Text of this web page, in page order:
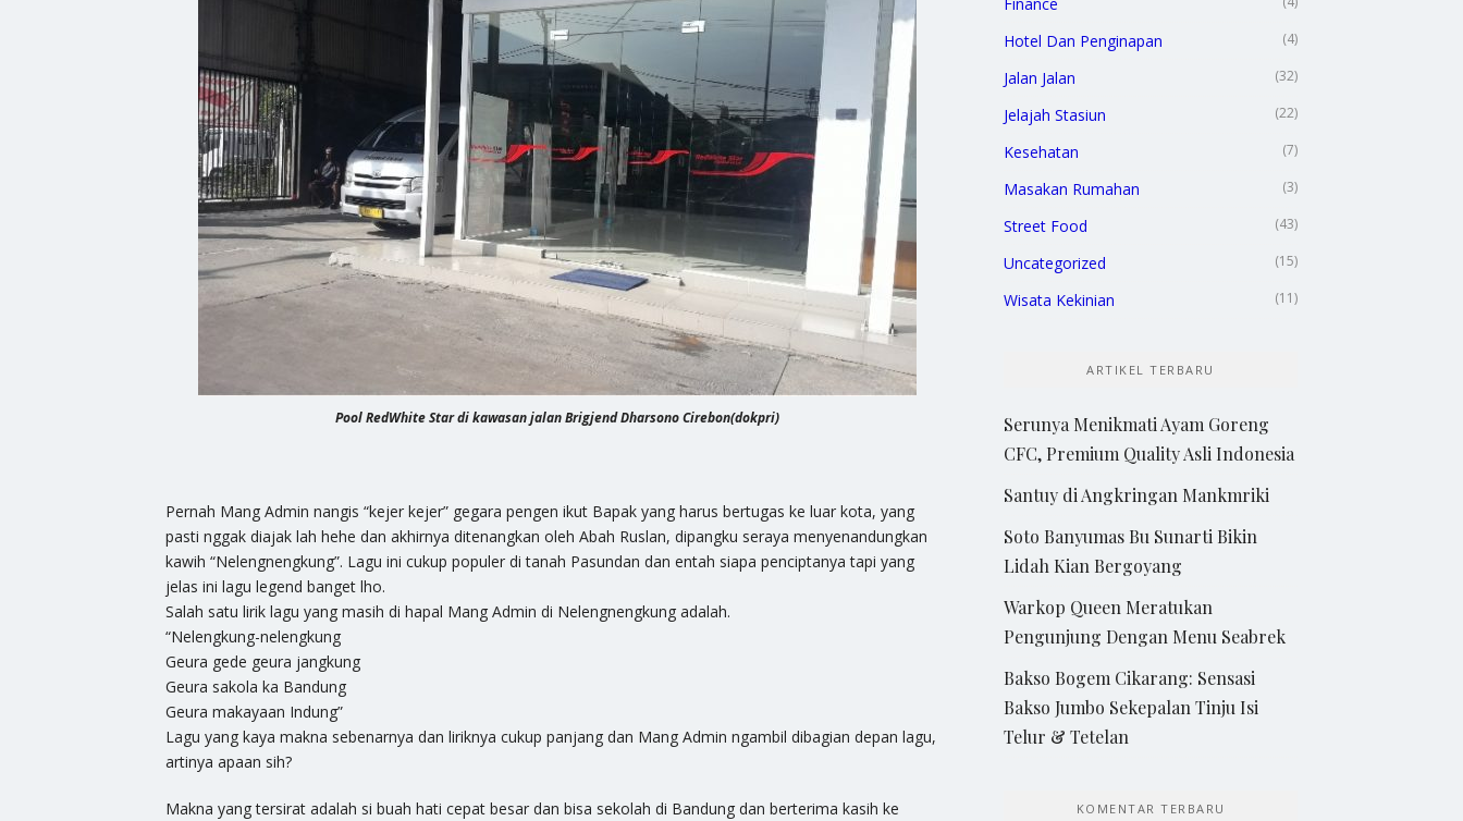
Pool RedWhite Star di kawasan jalan Brigjend Dharsono Cirebon(dokpri)
Pernah Mang Admin nangis “kejer kejer” gegara pengen ikut Bapak yang harus bertugas ke luar kota, yang
pasti nggak diajak lah hehe dan akhirnya ditenangkan oleh Abah Ruslan, dipangku seraya menyenandungkan
kawih “Nelengnengkung”. Lagu ini cukup populer di tanah Pasundan dan entah siapa penciptanya tapi yang
jelas ini lagu legend banget lho.
Salah satu lirik lagu yang masih di hapal Mang Admin di Nelengnengkung adalah.
“Nelengkung-nelengkung
Geura gede geura jangkung
Geura sakola ka Bandung
Geura makayaan Indung”
Lagu yang kaya makna sebenarnya dan liriknya cukup panjang dan Mang Admin ngambil dibagian depan lagu,
artinya apaan sih?
Makna yang tersirat adalah si buah hati cepat besar dan bisa sekolah di Bandung dan berterima kasih ke
Hotel Dan Penginapan (4)
Jalan Jalan (32)
Jelajah Stasiun (22)
Kesehatan (7)
Masakan Rumahan (3)
Street Food (43)
Uncategorized (15)
Wisata Kekinian (11)
ARTIKEL TERBARU
Serunya Menikmati Ayam Goreng
CFC, Premium Quality Asli Indonesia
Santuy di Angkringan Mankmriki
Soto Banyumas Bu Sunarti Bikin
Lidah Kian Bergoyang
Warkop Queen Meratukan
Pengunjung Dengan Menu Seabrek
Bakso Bogem Cikarang: Sensasi
Bakso Jumbo Sekepalan Tinju Isi
Telur & Tetelan
KOMENTAR TERBARU